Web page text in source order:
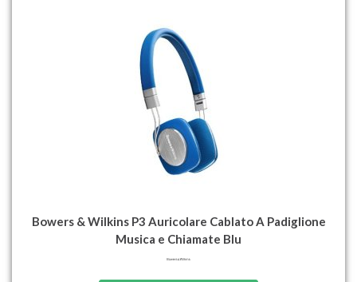
Bowers & Wilkins P3 Auricolare Cablato A Padiglione
Musica e Chiamate Blu